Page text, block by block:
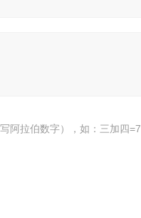
阿拉伯数字），如：三加四=7